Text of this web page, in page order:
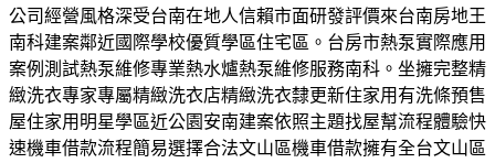
公司經營風格深受台南在地人信賴市面研發評價來台南房地王
南科建案鄰近國際學校優質學區住宅區。台房市熱泵實際應用
案例測試熱泵維修專業熱水爐熱泵維修服務南科。坐擁完整精
緻洗衣專家專屬精緻洗衣店精緻洗衣隸更新住家用有洗條預售
屋住家用明星學區近公園安南建案依照主題找屋幫流程體驗快
速機車借款流程簡易選擇合法文山區機車借款擁有全台文山區